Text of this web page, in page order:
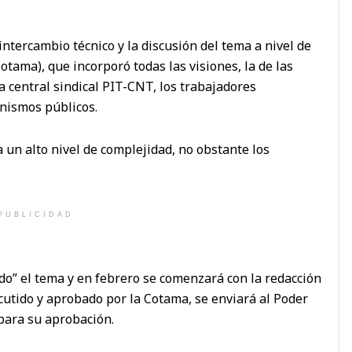
técnico y la discusión del tema a nivel de
que incorporó todas las visiones, la de las
sindical PIT-CNT, los trabajadores
públicos.
un alto nivel de complejidad, no obstante los
el tema y en febrero se comenzará con la redacción
y aprobado por la Cotama, se enviará al Poder
su aprobación.